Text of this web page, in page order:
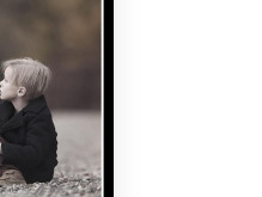
info@elvislab.lt